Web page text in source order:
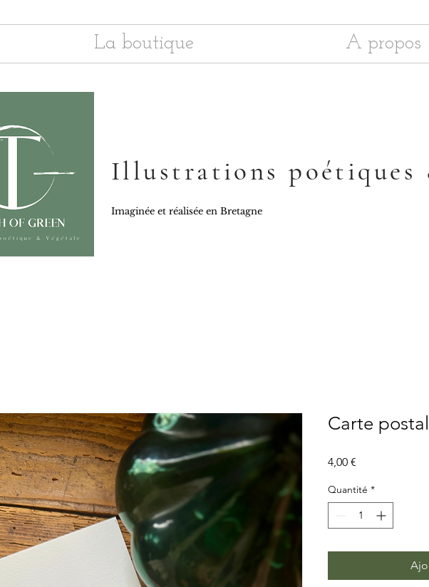
La boutique A propos
Illustrations poétiques
Imaginée et réalisée en Bretagne
Carte
4,00 €
Quantité *